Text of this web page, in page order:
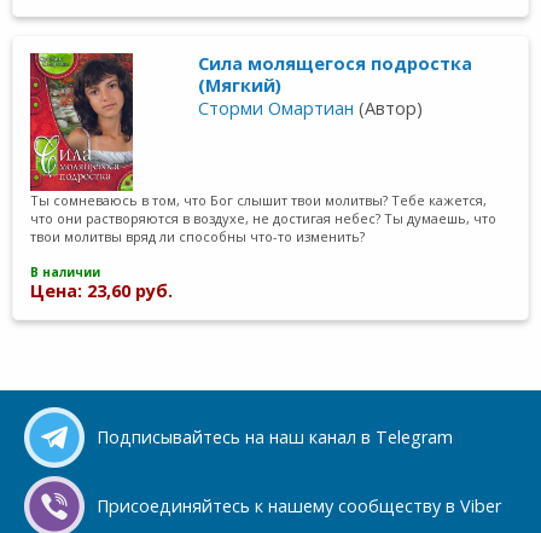
Сила молящегося подростка
(Мягкий)
Сторми Омартиан (Автор)
Ты сомневаюсь в том, что Бог слышит твои молитвы? Тебе кажется,
что они растворяются в воздухе, не достигая небес? Ты думаешь, что
твои молитвы вряд ли способны что-то изменить?
В наличии
Цена: 23,60 руб.
Подписывайтесь на наш канал в Telegram
Присоединяйтесь к нашему сообществу в Viber